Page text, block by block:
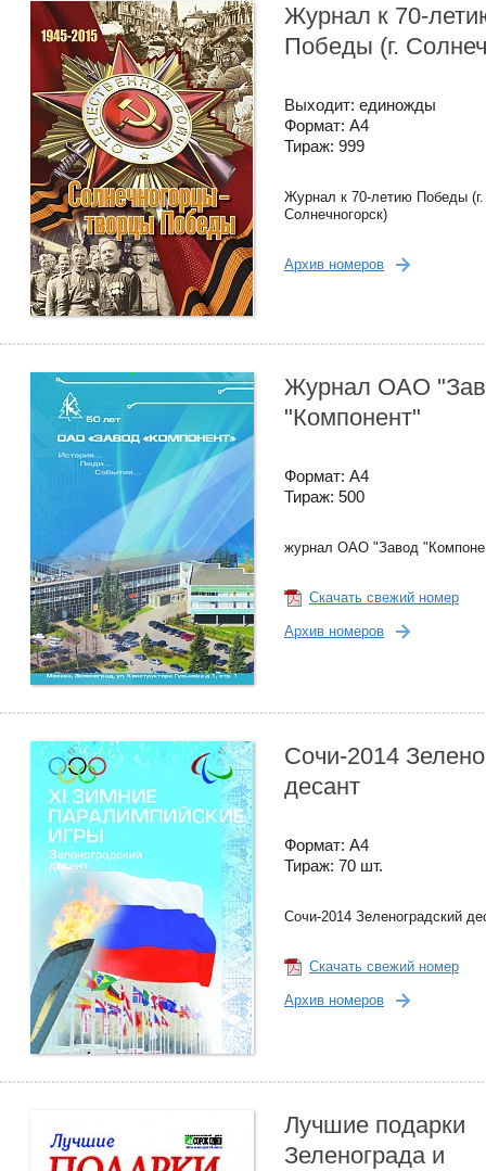
Журнал к 70-
Победы (г.
Выходит: единожды
Формат: А4
Тираж: 999
Журнал к 70-летию Победы (г.
Солнечногорск)
Архив номеров
Журнал ОАО
"Компонент"
Формат: А4
Тираж: 500
журнал ОАО "Завод
Скачать свежий номер
Архив номеров
Сочи-2014
десант
Формат: А4
Тираж: 70 шт.
Сочи-2014 Зеленоградский
Скачать свежий номер
Архив номеров
Лучшие подарки
Зеленограда и